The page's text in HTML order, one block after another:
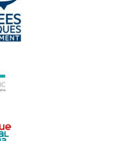
- Eveniments
- Eveniments
- Eveniments